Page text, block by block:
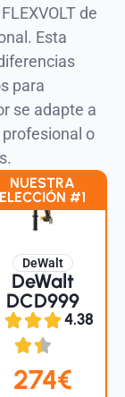
de
Esta
para
se adapte a
o
DeWalt
DeWalt
DCD999
4.38
274€
NUESTRA
ELECCIÓN #1